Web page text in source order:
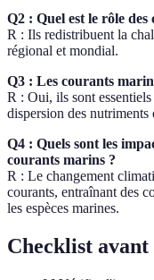
Q2 : Quel est le rôle
R : Ils redistribuent la
régional et mondial.
Q3 : Les courants
R : Oui, ils sont
dispersion des
Q4 : Quels sont les
courants marins ?
R : Le changement
courants, entraînant des
les espèces marines.
Checklist avant